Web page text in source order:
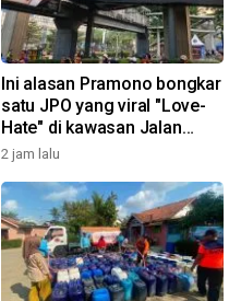
Ini alasan Pramono bongkar
satu JPO yang viral "Love-
Hate" di kawasan Jalan
Rasuna Said
2 jam lalu